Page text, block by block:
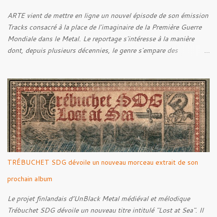
ARTE vient de mettre en ligne un nouvel épisode de son émission
Tracks consacré à la place de l'imaginaire de la Première Guerre
Mondiale dans le Metal. Le reportage s'intéresse à la manière
dont, depuis plusieurs décennies, le genre s'empare des
cette réflexion, Tracks est allé à la rencontre de Noise (
Kanonenfieber ) et de Dmytro Kumar ( 1914 ), qui reviennent sur
leur intérêt pour la Première Guerre mondiale. Le documentaire
donne également la parole au producteur Kristian "Kohle"
Kohlmannslehner, collaborateur de 1914 , ainsi qu'à l'historien
Ralf Raths, directeur du Musée allemand des blindés de Munster,
afin d'interroger plus largement la place des images de guerre
dans l'esthétique et l'imaginaire du Metal. Le reportage est à
découvrir ci-dessous :
TRÉBUCHET SDG dévoile un nouveau morceau extrait de son
prochain album
Le projet finlandais d’UnBlack Metal médiéval et mélodique
Trébuchet SDG dévoile un nouveau titre intitulé "Lost at Sea". Il